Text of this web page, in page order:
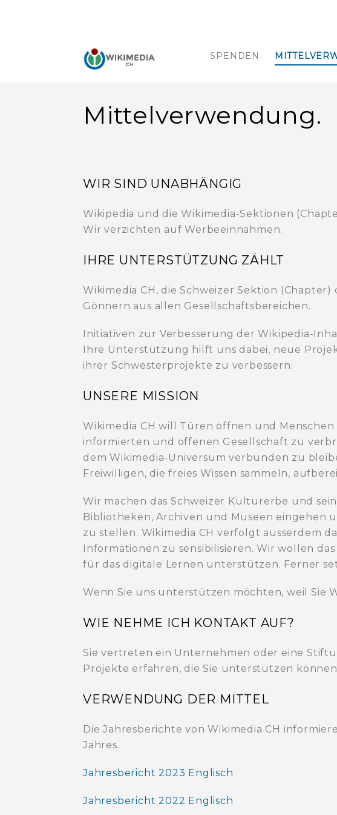
SPENDEN
Mittelverwendung.
WIR SIND UNABHÄNGIG
Wikipedia und die Wikimedia-Sektionen
Wir verzichten auf Werbeeinnahmen.
IHRE UNTERSTÜTZUNG ZÄHLT
Wikimedia CH, die Schweizer Sektion
Gönnern aus allen Gesellschaftsbereichen.
Initiativen zur Verbesserung der Wikipedia-
Ihre Unterstützung hilft uns dabei, neue
ihrer Schwesterprojekte zu verbessern.
UNSERE MISSION
Wikimedia CH will Türen öffnen und
informierten und offenen Gesellschaft zu
dem Wikimedia-Universum verbunden zu
Freiwilligen, die freies Wissen sammeln,
Wir machen das Schweizer Kulturerbe und
Bibliotheken, Archiven und Museen eingehen
zu stellen. Wikimedia CH verfolgt ausserdem
Informationen zu sensibilisieren. Wir wollen
für das digitale Lernen unterstützen. Ferner
Wenn Sie uns unterstützen möchten, weil Sie
WIE NEHME ICH KONTAKT AUF?
Sie vertreten ein Unternehmen oder eine
Projekte erfahren, die Sie unterstützen
VERWENDUNG DER MITTEL
Die Jahresberichte von Wikimedia CH
Jahres.
Jahresbericht 2023 Englisch
Jahresbericht 2022 Englisch